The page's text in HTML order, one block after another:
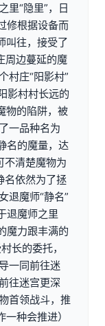
里“隐里”，日
修根据设备而
叫往，接受了
周边蔓延的魔
村庄“阳影村”
影村村长远的
物的陷阱，被
一品种名为
名的魔量，达
清楚魔物为
名依然为了拯
退魔师“静名”
退魔师之里
魔力跟丰满的
长的委托，
一同前往迷
往迷宫更深
首领战斗，推
种会推进）